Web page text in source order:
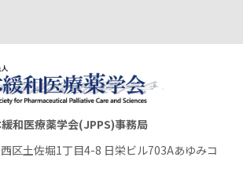
和医療薬学会(JPPS)事務局
区土佐堀1丁目4-8 日栄ビル703Aあゆみコ